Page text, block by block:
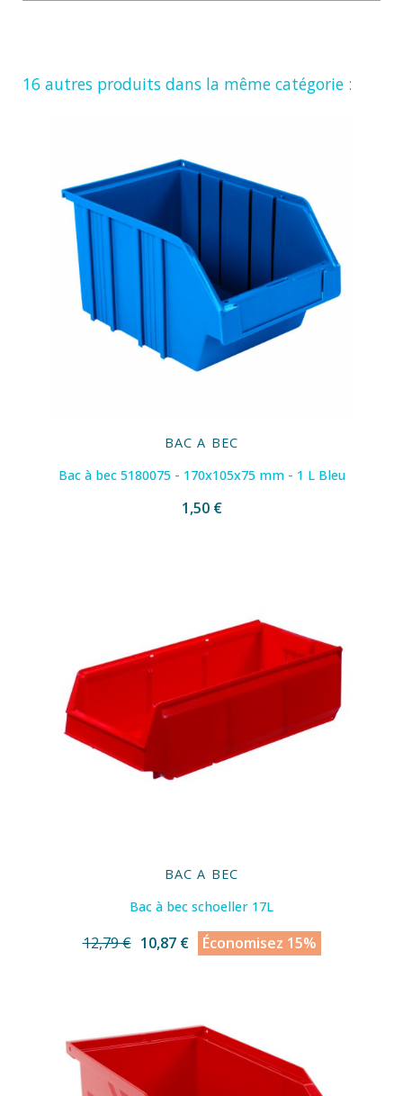
16 autres produits dans la même catégorie :
BAC A BEC
Bac à bec 5180075 - 170x105x75 mm - 1 L Bleu
1,50 €
BAC A BEC
Bac à bec schoeller 17L
12,79 € 10,87 € Économisez 15%